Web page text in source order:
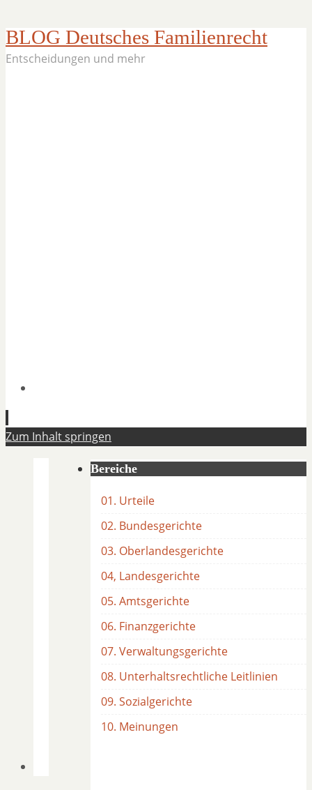
BLOG Deutsches Familienrecht
Entscheidungen und mehr
Zum Inhalt springen
Bereiche
01. Urteile
02. Bundesgerichte
03. Oberlandesgerichte
04, Landesgerichte
05. Amtsgerichte
06. Finanzgerichte
07. Verwaltungsgerichte
08. Unterhaltsrechtliche Leitlinien
09. Sozialgerichte
10. Meinungen